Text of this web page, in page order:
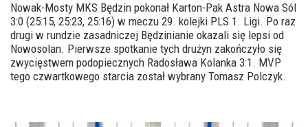
Nowak-Mosty MKS Będzin pokonał Karton-Pak Astra Nowa Sól
3:0 (25:15, 25:23, 25:16) w meczu 29. kolejki PLS 1. Ligi. Po raz
drugi w rundzie zasadniczej Będzinianie okazali się lepsi od
Nowosolan. Pierwsze spotkanie tych drużyn zakończyło się
zwycięstwem podopiecznych Radosława Kolanka 3:1. MVP
tego czwartkowego starcia został wybrany Tomasz Polczyk.